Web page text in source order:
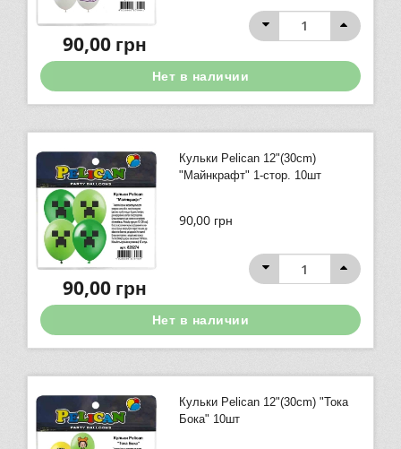
90,00грн
Нет в наличии
Кульки Pelican 12"(30сm)
"Майнкрафт" 1-стор. 10шт
90,00 грн
90,00грн
Нет в наличии
Кульки Pelican 12"(30сm) "Тока
Бока" 10шт